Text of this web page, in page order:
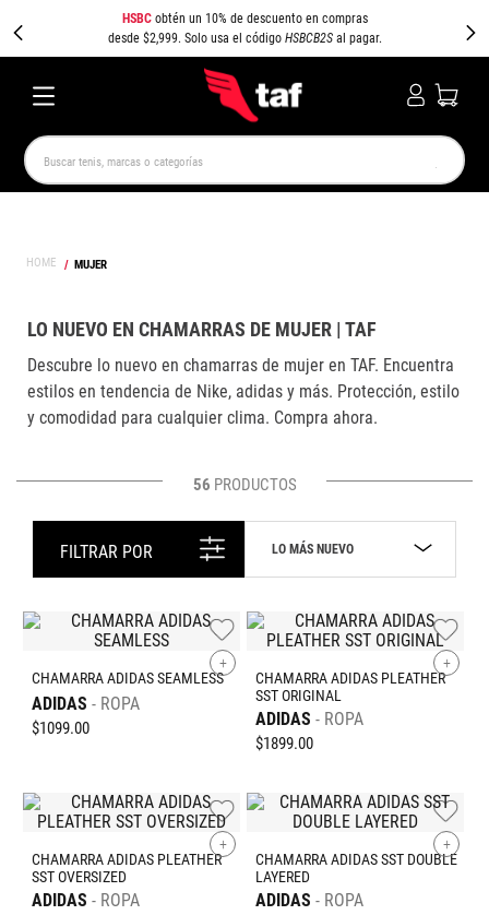
HSBCobtén un 10% de descuento en compras
desde $2,999. Solo usa el código HSBCB2Sal pagar.
Buscar tenis, marcas o categorías
MUJER
LO NUEVO EN CHAMARRAS DE MUJER | TAF
Descubre lo nuevo en chamarras de mujer en TAF. Encuentra
estilos en tendencia de Nike, adidas y más. Protección, estilo
y comodidad para cualquier clima. Compra ahora.
56 PRODUCTOS
FILTRAR POR LO MÁS NUEVO
+
CHAMARRA ADIDAS SEAMLESS
ADIDAS ROPA
$1099.00
+
CHAMARRA ADIDAS PLEATHER
SST ORIGINAL
ADIDAS ROPA
$1899.00
+
CHAMARRA ADIDAS PLEATHER
SST OVERSIZED
ADIDAS ROPA
+
CHAMARRA ADIDAS SST DOUBLE
LAYERED
ADIDAS ROPA